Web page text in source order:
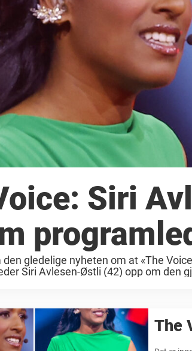
Siri
den gledelige nyheten om at «The
Siri Avlesen-Østli (42) opp om den
The